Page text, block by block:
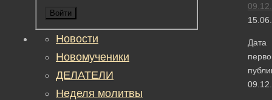
Дата
Войти
Новости
Новомученики
ДЕЛАТЕЛИ
Неделя молитвы